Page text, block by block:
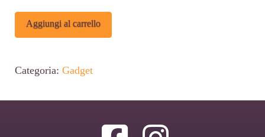
GAME
OF
quantità
Aggiungi al carrello
Categoria: Gadget